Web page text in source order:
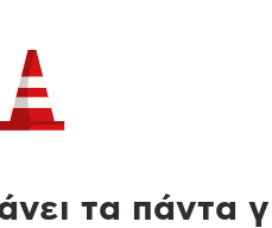
τα πάντα